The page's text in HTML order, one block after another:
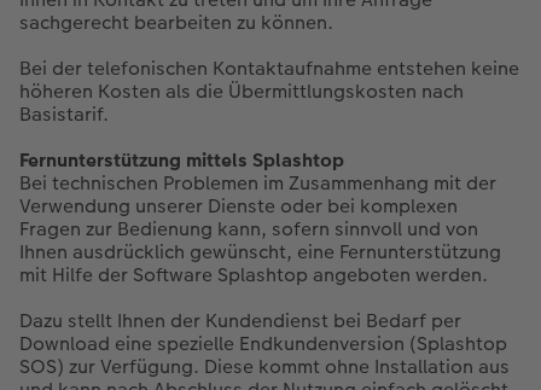
sachgerecht bearbeiten zu können.
Bei der telefonischen Kontaktaufnahme entstehen keine
höheren Kosten als die Übermittlungskosten nach
Basistarif.
Fernunterstützung mittels Splashtop
Bei technischen Problemen im Zusammenhang mit der
Verwendung unserer Dienste oder bei komplexen
Fragen zur Bedienung kann, sofern sinnvoll und von
Ihnen ausdrücklich gewünscht, eine Fernunterstützung
mit Hilfe der Software Splashtop angeboten werden.
Dazu stellt Ihnen der Kundendienst bei Bedarf per
Download eine spezielle Endkundenversion (Splashtop
SOS) zur Verfügung. Diese kommt ohne Installation aus